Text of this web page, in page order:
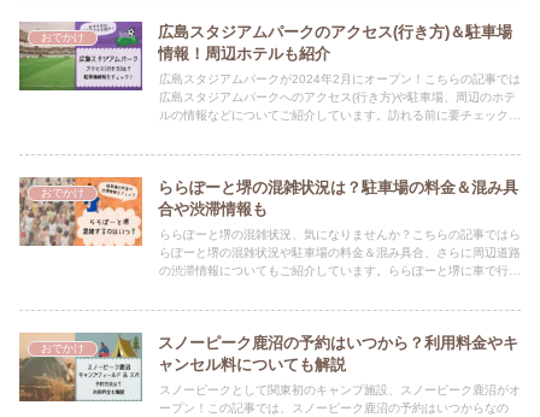
おでかけ
広島スタジアムパークのアクセス(行き方)＆駐車場
情報！周辺ホテルも紹介
広島スタジアムパークが2024年2月にオープン！こちらの記事では
広島スタジアムパークへのアクセス(行き方)や駐車場、周辺のホテ
ルの情報などについてご紹介しています。訪れる前に要チェックで
おでかけ
ららぽーと堺の混雑状況は？駐車場の料金＆混み具
合や渋滞情報も
ららぽーと堺の混雑状況、気になりませんか？こちらの記事ではら
らぽーと堺の混雑状況や駐車場の料金＆混み具合、さらに周辺道路
の渋滞情報についてもご紹介しています。ららぽーと堺に車で行か
おでかけ
スノーピーク鹿沼の予約はいつから？利用料金やキ
ャンセル料についても解説
スノーピークとして関東初のキャンプ施設、スノーピーク鹿沼がオ
ープン！この記事では、スノーピーク鹿沼の予約はいつからなの